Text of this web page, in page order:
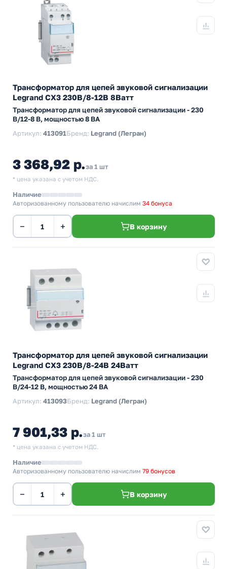
Трансформатор для цепей звуковой сигнализации
Legrand CX3 230В/8-12В 8Ватт
Трансформатор для цепей звуковой сигнализации - 230
В/12-8 В, мощностью 8 ВА
Артикул: 413091Бренд: Legrand (Легран)
3 368,92 р.за 1 шт
* цена указана с учетом НДС.
Наличие
Авторизованному пользователю начислим 34 бонуса
− + В корзину
Трансформатор для цепей звуковой сигнализации
Legrand CX3 230В/8-24В 24Ватт
Трансформатор для цепей звуковой сигнализации - 230
В/24-12 В, мощностью 24 ВА
Артикул: 413093Бренд: Legrand (Легран)
7 901,33 р.за 1 шт
* цена указана с учетом НДС.
Наличие
Авторизованному пользователю начислим 79 бонусов
− + В корзину